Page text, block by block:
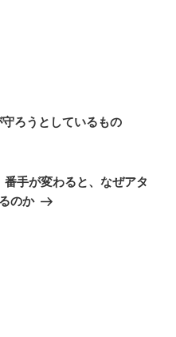
ろうとしているもの
手が変わると、なぜアタ
のか